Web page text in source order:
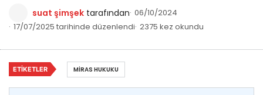
suat şimşek tarafından 06/10/2024
17/07/2025 tarihinde düzenlendi 2375 kez okundu
ETIKETLER MIRAS HUKUKU